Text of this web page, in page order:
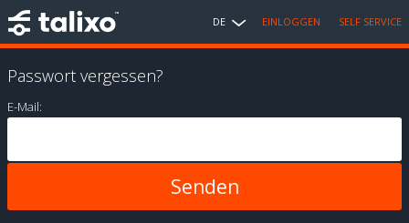
DE EINLOGGEN SELF SERVICE
Passwort vergessen?
E-Mail: